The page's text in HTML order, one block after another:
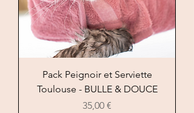
Pack Peignoir et Serviette
Toulouse - BULLE & DOUCE
Precio
35,00 €